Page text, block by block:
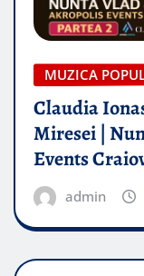
MUZICA
Claudia
Miresei |
Events
admin